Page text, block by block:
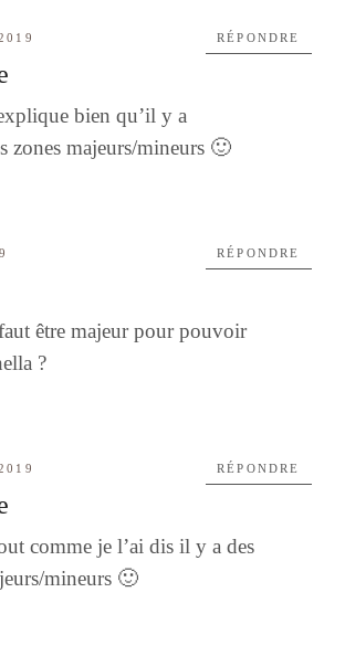
bien qu’il y a
zones majeurs/mineurs 🙂
RÉPONDRE
être majeur pour pouvoir
?
RÉPONDRE
comme je l’ai dis il y a des
mineurs 🙂
RÉPONDRE